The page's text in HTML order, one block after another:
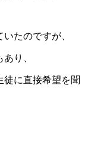
たのですが、
り、
徒に直接希望を聞